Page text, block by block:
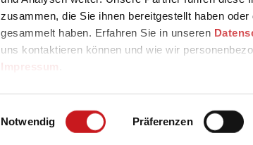
zusammen, die Sie ihnen bereitgestellt haben
gesammelt haben. Erfahren Sie in unseren
uns kontaktieren können und wie wir
Impressum
Einwilligungsauswahl
Notwendig Präferenzen